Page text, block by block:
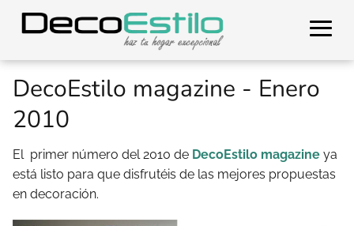
DecoEstilo magazine - Enero
2010
El primer número del 2010 de DecoEstilo magazine ya
está listo para que disfrutéis de las mejores propuestas
en decoración.